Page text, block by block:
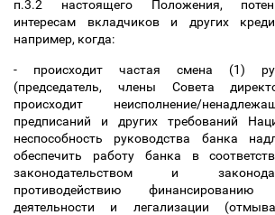
п.3.2 настоящего Положения,
интересам вкладчиков и других
например, когда:
- происходит частая смена (1)
(председатель, члены Cовета
происходит неисполнение/
предписаний и других требований
неспособность руководства банка
обеспечить работу банка в
законодательством и
противодействию финансированию
деятельности и легализации